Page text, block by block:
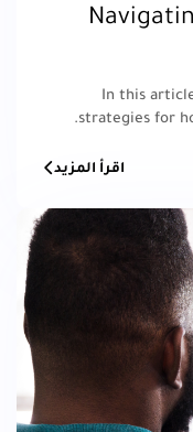
In this
strategies for
اقرأ المزيد